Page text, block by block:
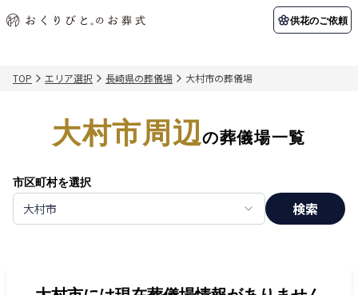
供花のご依頼
初めての方へ 納棺の儀とは？
アフターサポート
関東エリア
千葉県
北海道エリア
お客様の声
供花のご依頼
TOP エリア選択 長崎県の葬儀場 大村市の葬儀場
大村市周辺の葬儀場一覧
市区町村を選択
大村市 検索